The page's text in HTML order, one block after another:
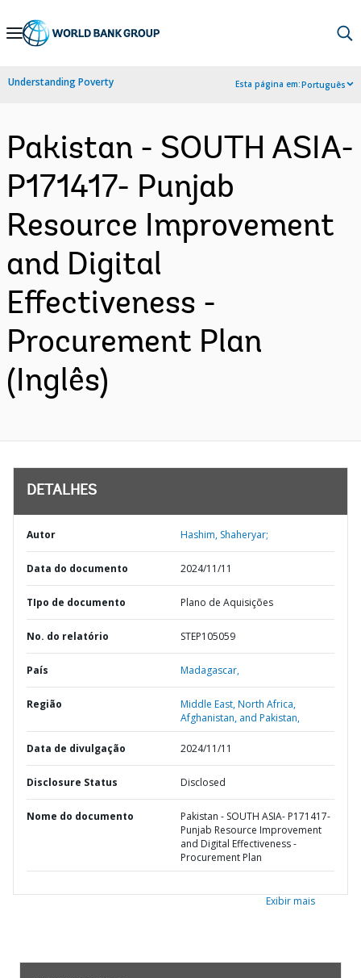
Skip
Navigation
Understanding Poverty Esta página em:Português
Pakistan - SOUTH ASIA-
P171417- Punjab
Resource Improvement
and Digital
Effectiveness -
Procurement Plan
(Inglês)
DETALHES
Autor Hashim, Shaheryar;
Data do documento 2024/11/11
TIpo de documento Plano de Aquisições
No. do relatório STEP105059
País Madagascar,
Região
Middle East, North Africa,
Afghanistan, and Pakistan,
Data de divulgação 2024/11/11
Disclosure Status Disclosed
Nome do documento
Pakistan - SOUTH ASIA- P171417-
Punjab Resource Improvement
and Digital Effectiveness -
Procurement Plan
Exibir mais